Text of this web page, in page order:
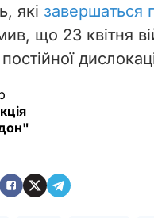
які завершаться
що 23 квітня